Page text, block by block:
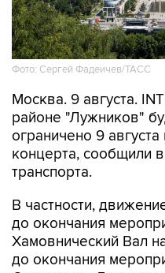
Фото: Сергей Фадеичев/ТАСС
Москва. 9 августа.
ограничено 9
концерта, сообщили в
транспорта.
В частности,
Хамовнический Вал
до окончания
Савельева,
Фрунзенской,